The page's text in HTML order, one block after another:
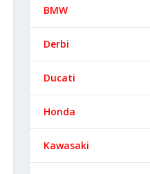
BMW
Derbi
Ducati
Honda
Kawasaki